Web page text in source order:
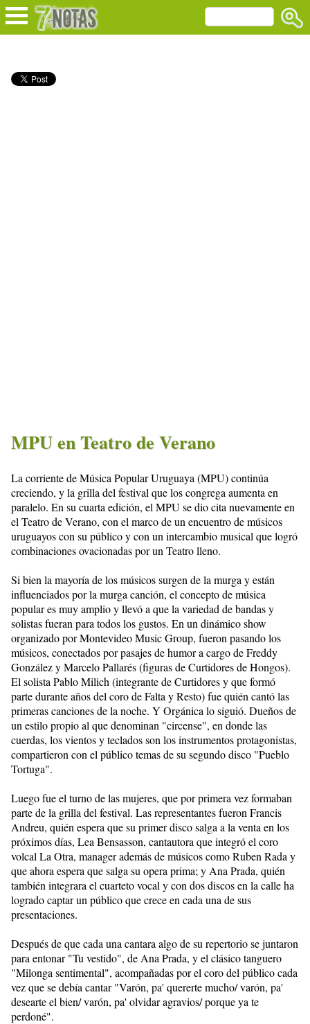
MPU en Teatro de Verano
La corriente de Música Popular Uruguaya (MPU) continúa
creciendo, y la grilla del festival que los congrega aumenta en
paralelo. En su cuarta edición, el MPU se dio cita nuevamente en
el Teatro de Verano, con el marco de un encuentro de músicos
uruguayos con su público y con un intercambio musical que logró
combinaciones ovacionadas por un Teatro lleno.
Si bien la mayoría de los músicos surgen de la murga y están
influenciados por la murga canción, el concepto de música
popular es muy amplio y llevó a que la variedad de bandas y
solistas fueran para todos los gustos. En un dinámico show
organizado por Montevideo Music Group, fueron pasando los
músicos, conectados por pasajes de humor a cargo de Freddy
González y Marcelo Pallarés (figuras de Curtidores de Hongos).
El solista Pablo Milich (integrante de Curtidores y que formó
parte durante años del coro de Falta y Resto) fue quién cantó las
primeras canciones de la noche. Y Orgánica lo siguió. Dueños de
un estilo propio al que denominan "circense", en donde las
cuerdas, los vientos y teclados son los instrumentos protagonistas,
compartieron con el público temas de su segundo disco "Pueblo
Tortuga".
Luego fue el turno de las mujeres, que por primera vez formaban
parte de la grilla del festival. Las representantes fueron Francis
Andreu, quién espera que su primer disco salga a la venta en los
próximos días, Lea Bensasson, cantautora que integró el coro
volcal La Otra, manager además de músicos como Ruben Rada y
que ahora espera que salga su opera prima; y Ana Prada, quién
también integrara el cuarteto vocal y con dos discos en la calle ha
logrado captar un público que crece en cada una de sus
presentaciones.
Después de que cada una cantara algo de su repertorio se juntaron
para entonar "Tu vestido", de Ana Prada, y el clásico tanguero
"Milonga sentimental", acompañadas por el coro del público cada
vez que se debía cantar "Varón, pa' quererte mucho/ varón, pa'
desearte el bien/ varón, pa' olvidar agravios/ porque ya te
perdoné".